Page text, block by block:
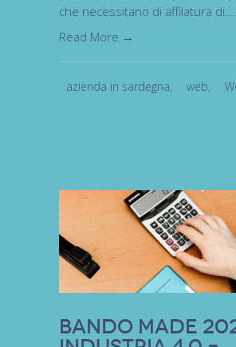
che necessitano di affilatura di…
Read More →
azienda in sardegna, web,
Bando Made